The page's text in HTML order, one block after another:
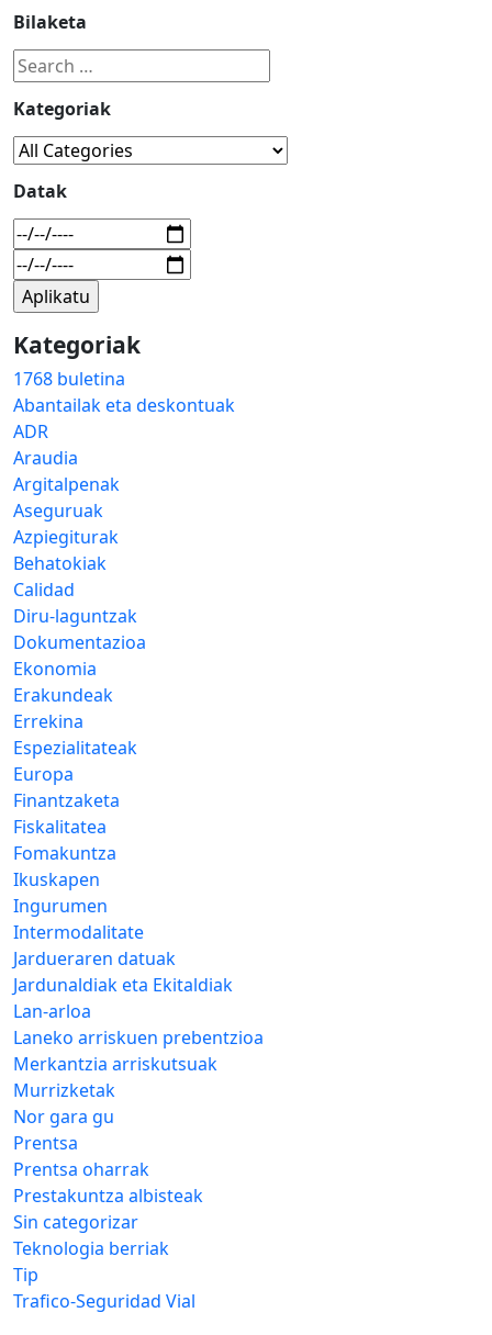
Bilaketa
Kategoriak
Datak
Kategoriak
1768 buletina
Abantailak eta deskontuak
ADR
Araudia
Argitalpenak
Aseguruak
Azpiegiturak
Behatokiak
Calidad
Diru-laguntzak
Dokumentazioa
Ekonomia
Erakundeak
Errekina
Espezialitateak
Europa
Finantzaketa
Fiskalitatea
Fomakuntza
Ikuskapen
Ingurumen
Intermodalitate
Jardueraren datuak
Jardunaldiak eta Ekitaldiak
Lan-arloa
Laneko arriskuen prebentzioa
Merkantzia arriskutsuak
Murrizketak
Nor gara gu
Prentsa
Prentsa oharrak
Prestakuntza albisteak
Sin categorizar
Teknologia berriak
Tip
Trafico-Seguridad Vial